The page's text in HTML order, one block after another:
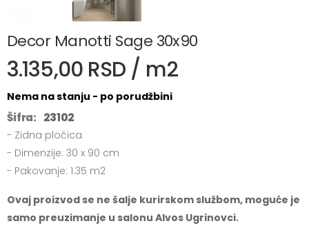
Decor Manotti Sage 30x90
3.135,00 RSD / m2
Nema na stanju - po porudžbini
Šifra: 23102
- Zidna pločica
- Dimenzije: 30 x 90 cm
- Pakovanje: 1.35 m2
Ovaj proizvod se ne šalje kurirskom službom, moguće je
samo preuzimanje u salonu Alvos Ugrinovci.